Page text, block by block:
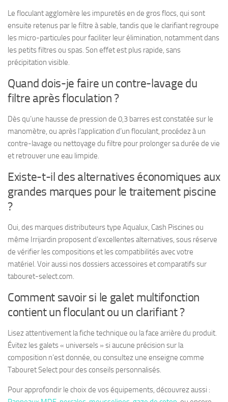
Le floculant agglomère les impuretés en de gros flocs, qui sont
ensuite retenus par le filtre à sable, tandis que le clarifiant regroupe
les micro-particules pour faciliter leur élimination, notamment dans
les petits filtres ou spas. Son effet est plus rapide, sans
précipitation visible.
Quand dois-je faire un contre-lavage du
filtre après floculation ?
Dès qu’une hausse de pression de 0,3 barres est constatée sur le
manomètre, ou après l’application d’un floculant, procédez à un
contre-lavage ou nettoyage du filtre pour prolonger sa durée de vie
et retrouver une eau limpide.
Existe-t-il des alternatives économiques aux
grandes marques pour le traitement piscine
?
Oui, des marques distributeurs type Aqualux, Cash Piscines ou
même Irrijardin proposent d’excellentes alternatives, sous réserve
de vérifier les compositions et les compatibilités avec votre
matériel. Voir aussi nos dossiers accessoires et comparatifs sur
tabouret-select.com.
Comment savoir si le galet multifonction
contient un floculant ou un clarifiant ?
Lisez attentivement la fiche technique ou la face arrière du produit.
Évitez les galets « universels » si aucune précision sur la
composition n’est donnée, ou consultez une enseigne comme
Tabouret Select pour des conseils personnalisés.
Pour approfondir le choix de vos équipements, découvrez aussi :